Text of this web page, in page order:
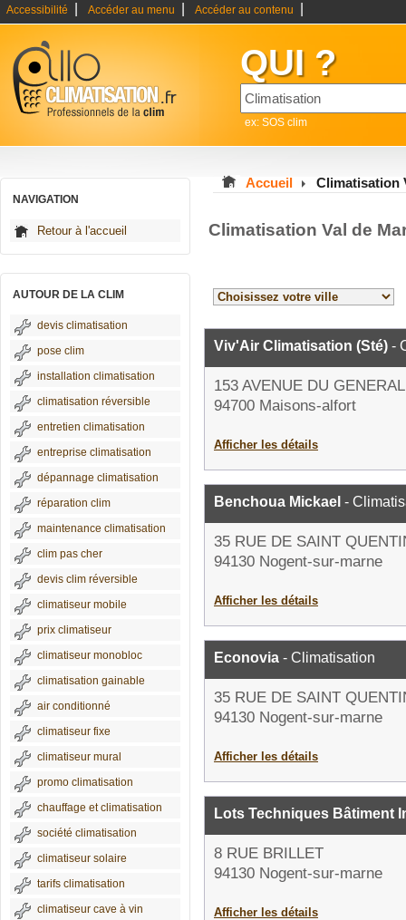
Accessibilité Accéder au menu Accéder au contenu
QUI ?
ex: SOS clim
NAVIGATION
Retour à l'accueil
AUTOUR DE LA CLIM
devis climatisation
pose clim
installation climatisation
climatisation réversible
entretien climatisation
entreprise climatisation
dépannage climatisation
réparation clim
maintenance climatisation
clim pas cher
devis clim réversible
climatiseur mobile
prix climatiseur
climatiseur monobloc
climatisation gainable
air conditionné
climatiseur fixe
climatiseur mural
promo climatisation
chauffage et climatisation
société climatisation
climatiseur solaire
tarifs climatisation
climatiseur cave à vin
Accueil Climatisation
Climatisation Val de
Viv'Air Climatisation (Sté) -
153 AVENUE DU
94700 Maisons-alfort
Afficher les détails
Benchoua Mickael -
35 RUE DE SAINT
94130 Nogent-sur-marne
Afficher les détails
Econovia - Climatisation
35 RUE DE SAINT
94130 Nogent-sur-marne
Afficher les détails
Lots Techniques Bâtiment
8 RUE BRILLET
94130 Nogent-sur-marne
Afficher les détails